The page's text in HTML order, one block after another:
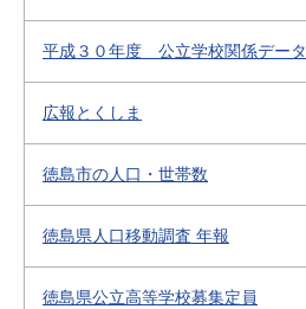
平成３０年度 公立学校関係データ
広報とくしま
徳島市の人口・世帯数
徳島県人口移動調査 年報
徳島県公立高等学校募集定員